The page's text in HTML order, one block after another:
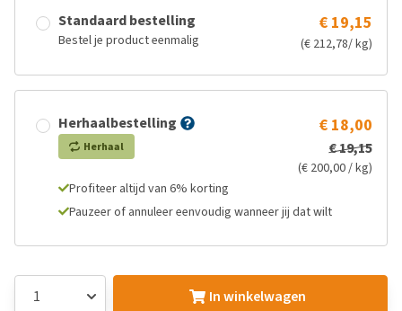
Standaard bestelling
Bestel je product eenmalig
€ 19,15
(€ 212,78/ kg)
Herhaalbestelling
Herhaal
€ 18,00
€ 19,15
(€ 200,00 / kg)
Profiteer altijd van 6% korting
Pauzeer of annuleer eenvoudig wanneer jij dat wilt
In winkelwagen